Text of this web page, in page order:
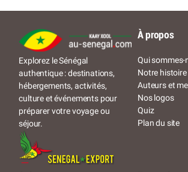
Explorez le Sénégal
authentique : destinations,
hébergements, activités,
culture et événements pour
préparer votre voyage ou
séjour.
À propos
Qui sommes-
Notre histoire
Auteurs et
Nos logos
Quiz
Plan du site